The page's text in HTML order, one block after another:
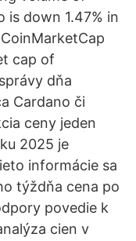
is down 1.47% in
cap of
dňa
Cardano či
ceny jeden
2025 je
informácie sa
týždňa cena po
povedie k
cien v